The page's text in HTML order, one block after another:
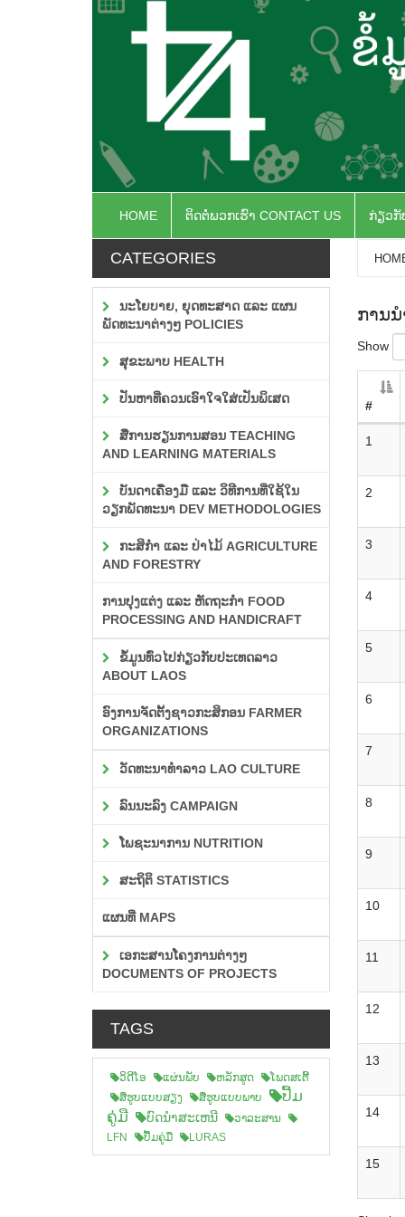
HOME ຕິດຕໍ່ພວກເຮົາ CONTACT US ກ່ຽວກັ
CATEGORIES
ນະໂຍບາຍ, ຍຸດທະສາດ ແລະ ແຜນ
ພັດທະນາຕ່າງໆ POLICIES
ສຸຂະພາບ HEALTH
ປັນຫາທີ່ຄວນເອົາໃຈໃສ່ເປັນພິເສດ
ສື່ການຮຽນການສອນ TEACHING
AND LEARNING MATERIALS
ບັນດາເຄື່ອງມື ແລະ ວິທີການທີ່ໃຊ້ໃນ
ວຽກພັດທະນາ DEV METHODOLOGIES
ກະສິກຳ ແລະ ປ່າໄມ້ AGRICULTURE
AND FORESTRY
ການປຸງແຕ່ງ ແລະ ຫັດຖະກຳ FOOD
PROCESSING AND HANDICRAFT
ຂໍ້ມູນທົ່ວໄປກ່ຽວກັບປະເທດລາວ
ABOUT LAOS
ອົງການຈັດຕັ້ງຊາວກະສິກອນ FARMER
ORGANIZATIONS
ວັດທະນາທຳລາວ LAO CULTURE
ລົນນະລົງ CAMPAIGN
ໂພຊະນາການ NUTRITION
ສະຖິຕິ STATISTICS
ແຜນທີ່ MAPS
ເອກະສານໂຄງການຕ່າງໆ
DOCUMENTS OF PROJECTS
TAGS
ວິດີໂອ ແຜ່ນພັບ ຫລັກສູດ
ໂພດສເຕີ້
ສືຮູບແບບສຽງ
ສື່ຮູບແບບພາບ
ປື້ມ
ຄູ່ມື
ບົດນຳສະເຫນີ
ວາລະສານ
LFN
ປື້ມຄູ່ມື LURAS
ການ
Show
#
1
2
3
4
5
6
7
8
9
10
11
12
13
14
15